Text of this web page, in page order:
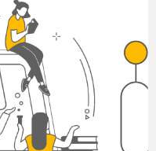
циліндра – 15см,
якій відстані від
проведено
площини
основу
з центра його
основи конуса